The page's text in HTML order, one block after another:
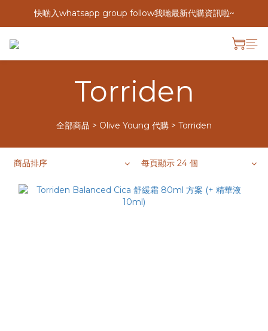
快啲入whatsapp group follow我哋最新代購資訊啦~
Torriden
全部商品 > Olive Young 代購 > Torriden
商品排序 每頁顯示 24 個